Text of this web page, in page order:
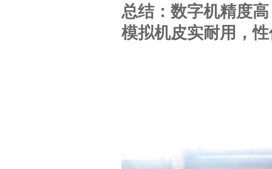
总结：数字机精度
模拟机皮实耐用，